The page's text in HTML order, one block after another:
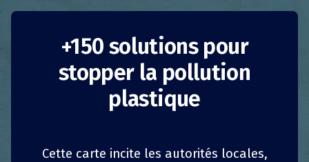
Programme Loop de
Terracycle
+150 solutions pour
stopper la pollution
plastique
Cette carte incite les autorités locales,